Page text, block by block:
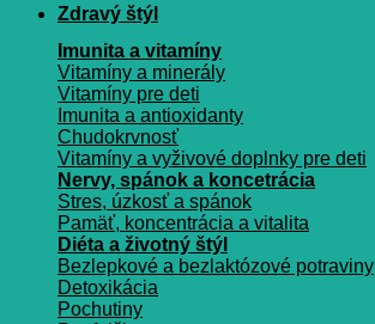
Zdravý štýl
Imunita a vitamíny
Vitamíny a minerály
Vitamíny pre deti
Imunita a antioxidanty
Chudokrvnosť
Vitamíny a vyživové doplnky pre deti
Nervy, spánok a koncetrácia
Stres, úzkosť a spánok
Pamäť, koncentrácia a vitalita
Diéta a životný štýl
Bezlepkové a bezlaktózové potraviny
Detoxikácia
Pochutiny